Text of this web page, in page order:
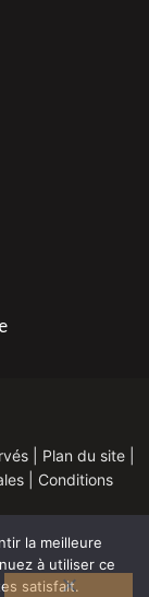
| Plan du site
| Conditions
la meilleure
à utiliser ce
satisfait.